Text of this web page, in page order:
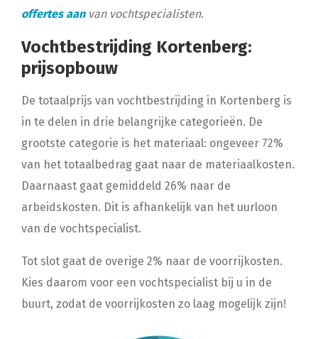
offertes aanvan vochtspecialisten.
Vochtbestrijding Kortenberg:
prijsopbouw
De totaalprijs van vochtbestrijding in Kortenberg is
in te delen in drie belangrijke categorieën. De
grootste categorie is het materiaal: ongeveer 72%
van het totaalbedrag gaat naar de materiaalkosten.
Daarnaast gaat gemiddeld 26% naar de
arbeidskosten. Dit is afhankelijk van het uurloon
van de vochtspecialist.
Tot slot gaat de overige 2% naar de voorrijkosten.
Kies daarom voor een vochtspecialist bij u in de
buurt, zodat de voorrijkosten zo laag mogelijk zijn!